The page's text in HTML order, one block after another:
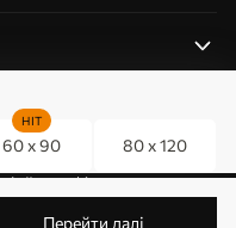
60 x 90
HIT
80 x 120
Перейти далі
файли cookie
захищені. Власник: